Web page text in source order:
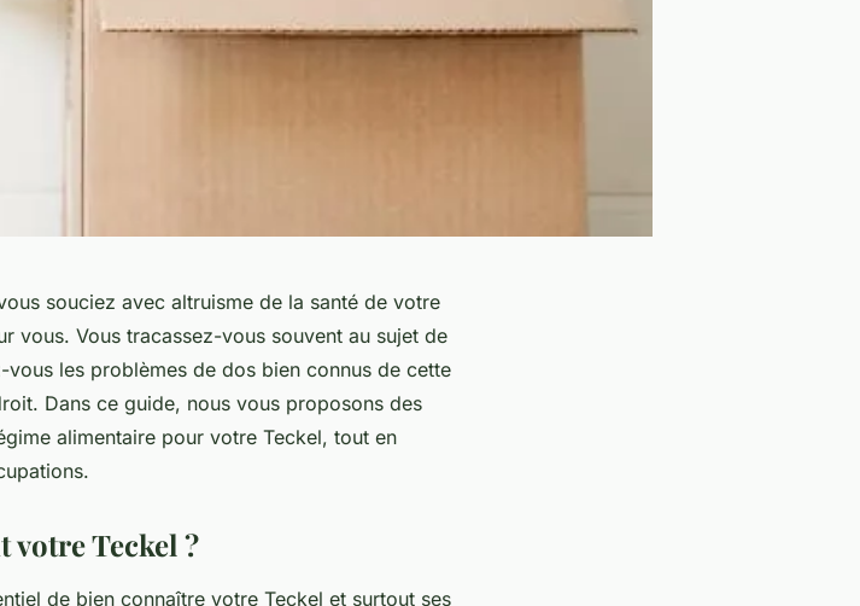
souciez avec altruisme de la santé de votre
vous. Vous tracassez-vous souvent au sujet de
vous les problèmes de dos bien connus de cette
Dans ce guide, nous vous proposons des
alimentaire pour votre Teckel, tout en
votre Teckel ?
de bien connaître votre Teckel et surtout ses